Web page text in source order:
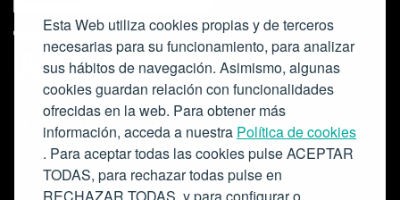
Esta Web utiliza cookies propias y de terceros
necesarias para su funcionamiento, para analizar
sus hábitos de navegación. Asimismo, algunas
cookies guardan relación con funcionalidades
ofrecidas en la web. Para obtener más
información, acceda a nuestra Política de cookies
. Para aceptar todas las cookies pulse ACEPTAR
TODAS, para rechazar todas pulse en
Colabora: